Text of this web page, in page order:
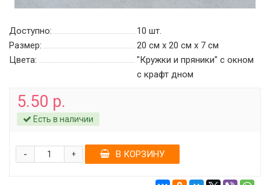
Доступно: 10 шт.
Размер:
20 см х 20 см х 7 см
Цвета:
"Кружки и пряники" с окном
c крафт дном
5.50 р.
Есть в наличии
+
- В КОРЗИНУ